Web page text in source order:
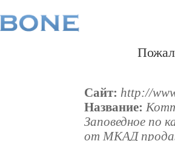
Сайт: http://
Название:
Заповедное по
от МКАД